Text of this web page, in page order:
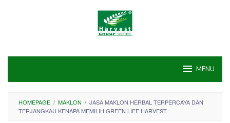
MENU
HOMEPAGE / MAKLON / JASA MAKLON HERBAL TERPERCAYA DAN
TERJANGKAU KENAPA MEMILIH GREEN LIFE HARVEST